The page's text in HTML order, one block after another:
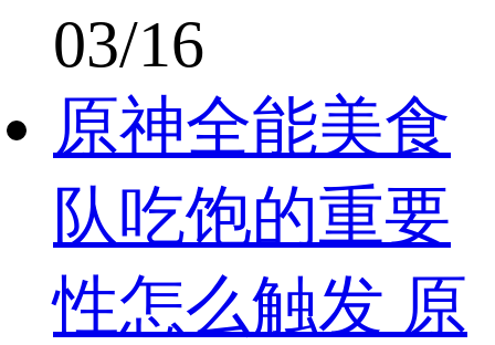
03/16
原神全能美食
队吃饱的重要
性怎么触发 原